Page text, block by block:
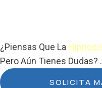
¿Piensas Que La
Pero Aún Tienes Dudas? .
SOLICITA